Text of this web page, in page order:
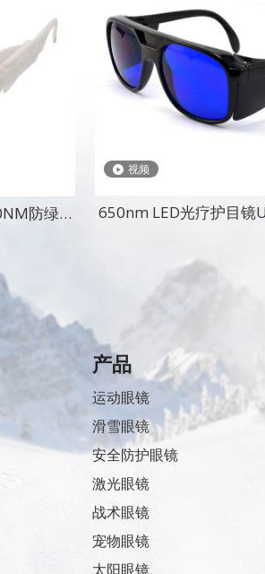
占地
展示
的选
广州机场 20 分钟路程。我们的
面积 4,500 平方米，拥有大型产
厅和大型生产部门。我们提供
防绿光
视频
650nm LED光疗护目镜
产品
运动眼镜
滑雪眼镜
安全防护眼镜
激光眼镜
战术眼镜
宠物眼镜
太阳眼镜